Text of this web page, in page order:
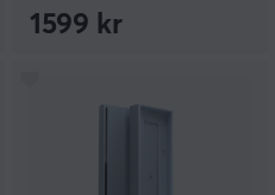
1599 kr